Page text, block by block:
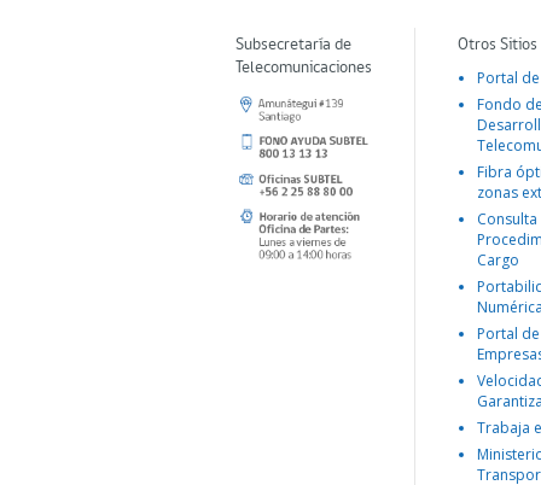
Subsecretaría de
Telecomunicaciones
Otros
Portal
Fondo
Fibra
zonas
Consulta
Cargo
Portal
Trabaja